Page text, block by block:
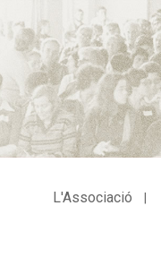
L'Associació